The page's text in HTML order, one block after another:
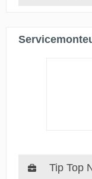
Tip Top